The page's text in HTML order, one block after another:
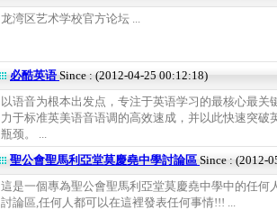
龙湾区艺术学校官方论坛 ...
必酷英语Since : (2012-04-25 00:12:18)
以语音为根本出发点，专注于英语学习的最核心最关
力于标准英美语音语调的高效速成，并以此快速突破
瓶颈。 ...
聖公會聖馬利亞堂莫慶堯中學討論區 Since : (2012-
這是一個專為聖公會聖馬利亞堂莫慶堯中學中的任何
討論區,任何人都可以在這裡發表任何事情!!! ...